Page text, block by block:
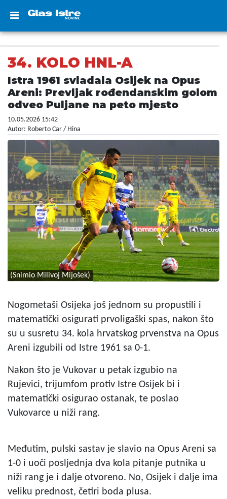
34. KOLO HNL-A
Istra 1961 svladala Osijek na Opus
Areni: Prevljak rođendanskim golom
odveo Puljane na peto mjesto
10.05.2026 15:42
Autor: Roberto Car / Hina
(Snimio Milivoj Mijošek)
Nogometaši Osijeka još jednom su propustili i
matematički osigurati prvoligaški spas, nakon što
su u susretu 34. kola hrvatskog prvenstva na Opus
Areni izgubili od Istre 1961 sa 0-1.
Nakon što je Vukovar u petak izgubio na
Rujevici, trijumfom protiv Istre Osijek bi i
matematički osigurao ostanak, te poslao
Vukovarce u niži rang.
Međutim, pulski sastav je slavio na Opus Areni sa
1-0 i uoči posljednja dva kola pitanje putnika u
niži rang je i dalje otvoreno. No, Osijek i dalje ima
veliku prednost, četiri boda plusa.